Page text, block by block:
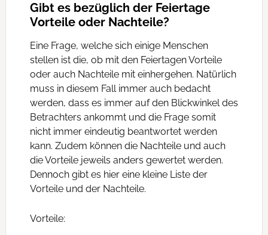
Gibt es bezüglich der Feiertage
Vorteile oder Nachteile?
Eine Frage, welche sich einige Menschen
stellen ist die, ob mit den Feiertagen Vorteile
oder auch Nachteile mit einhergehen. Natürlich
muss in diesem Fall immer auch bedacht
werden, dass es immer auf den Blickwinkel des
Betrachters ankommt und die Frage somit
nicht immer eindeutig beantwortet werden
kann. Zudem können die Nachteile und auch
die Vorteile jeweils anders gewertet werden.
Dennoch gibt es hier eine kleine Liste der
Vorteile und der Nachteile.
Vorteile: